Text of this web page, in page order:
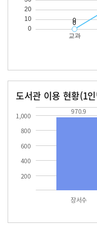
도서관 이용 현황(1
200
400
600
800
1,000
장서수
970.9